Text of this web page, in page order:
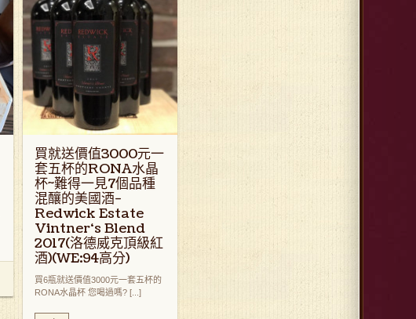
買就送價值3000元一
套五杯的RONA水晶
杯~難得一見7個品種
混釀的美國酒-
Redwick Estate
Vintner‘s Blend
2017(洛德威克頂級紅
酒)(WE:94高分)
買6瓶就送價值3000元一套五杯的
RONA水晶杯 您喝過嗎? [...]